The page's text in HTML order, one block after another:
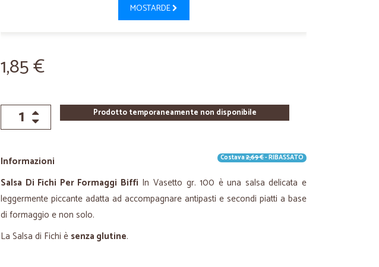
MOSTARDE
1,85 €
Prodotto temporaneamente non disponibile
Informazioni Costava2,69 €- RIBASSATO
Salsa Di Fichi Per Formaggi Biffi In Vasetto gr. 100 è una salsa delicata e
leggermente piccante adatta ad accompagnare antipasti e secondi piatti a base
di formaggio e non solo.
La Salsa di Fichi è senza glutine.